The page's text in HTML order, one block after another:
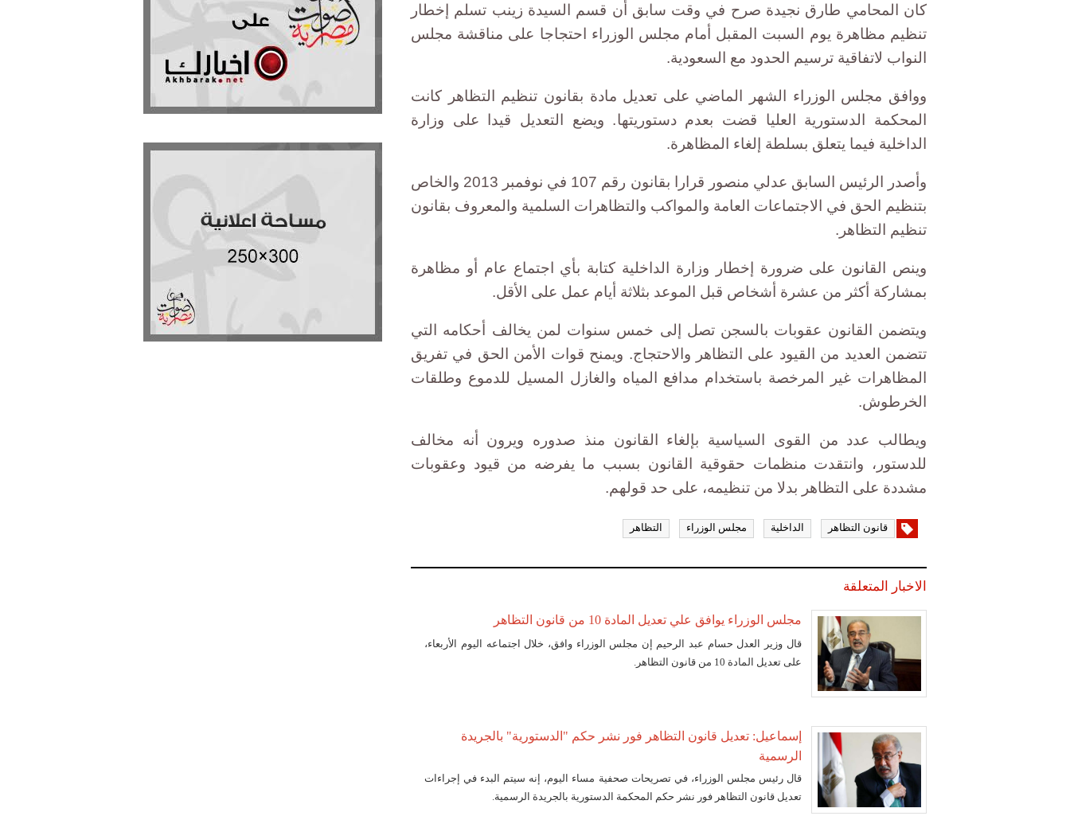
كان المحامي طارق نجيدة صرح في وقت سابق أن قسم السيدة زينب تسلم إخطار
تنظيم مظاهرة يوم السبت المقبل أمام مجلس الوزراء احتجاجا على مناقشة مجلس
النواب لاتفاقية ترسيم الحدود مع السعودية.
ووافق مجلس الوزراء الشهر الماضي على تعديل مادة بقانون تنظيم التظاهر كانت
المحكمة الدستورية العليا قضت بعدم دستوريتها. ويضع التعديل قيدا على وزارة
الداخلية فيما يتعلق بسلطة إلغاء المظاهرة.
وأصدر الرئيس السابق عدلي منصور قرارا بقانون رقم 107 في نوفمبر 2013 والخاص
بتنظيم الحق في الاجتماعات العامة والمواكب والتظاهرات السلمية والمعروف بقانون
تنظيم التظاهر.
وينص القانون على ضرورة إخطار وزارة الداخلية كتابة بأي اجتماع عام أو مظاهرة
بمشاركة أكثر من عشرة أشخاص قبل الموعد بثلاثة أيام عمل على الأقل.
ويتضمن القانون عقوبات بالسجن تصل إلى خمس سنوات لمن يخالف أحكامه التي
تتضمن العديد من القيود على التظاهر والاحتجاج. ويمنح قوات الأمن الحق في تفريق
المظاهرات غير المرخصة باستخدام مدافع المياه والغازل المسيل للدموع وطلقات
الخرطوش.
ويطالب عدد من القوى السياسية بإلغاء القانون منذ صدوره ويرون أنه مخالف
للدستور، وانتقدت منظمات حقوقية القانون بسبب ما يفرضه من قيود وعقوبات
مشددة على التظاهر بدلا من تنظيمه، على حد قولهم.
قانون التظاهر الداخلية مجلس الوزراء التظاهر
الاخبار المتعلقة
مجلس الوزراء يوافق علي تعديل المادة 10 من قانون التظاهر
قال وزير العدل حسام عبد الرحيم إن مجلس الوزراء وافق، خلال اجتماعه اليوم الأربعاء،
على تعديل المادة 10 من قانون التظاهر.
إسماعيل: تعديل قانون التظاهر فور نشر حكم "الدستورية" بالجريدة
الرسمية
قال رئيس مجلس الوزراء، في تصريحات صحفية مساء اليوم، إنه سيتم البدء في إجراءات
تعديل قانون التظاهر فور نشر حكم المحكمة الدستورية بالجريدة الرسمية.